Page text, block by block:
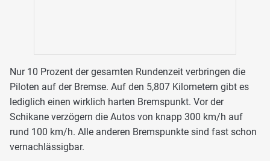
Nur 10 Prozent der gesamten Rundenzeit verbringen die
Piloten auf der Bremse. Auf den 5,807 Kilometern gibt es
lediglich einen wirklich harten Bremspunkt. Vor der
Schikane verzögern die Autos von knapp 300 km/h auf
rund 100 km/h. Alle anderen Bremspunkte sind fast schon
vernachlässigbar.